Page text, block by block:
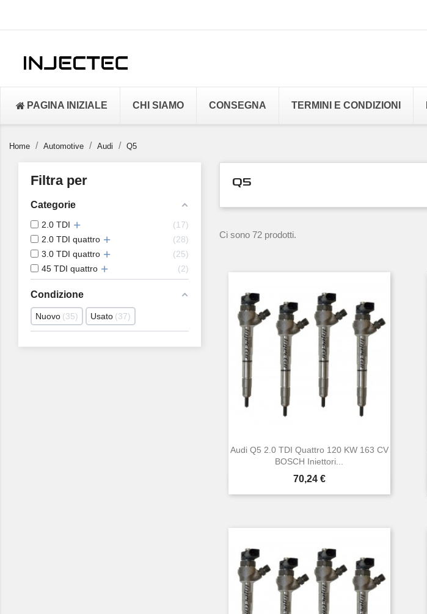
PAGINA INIZIALE CHI SIAMO CONSEGNA TERMINI E CONDIZIONI
Home Automotive Audi Q5
Filtra per
Categorie
2.0 TDI
17
2.0 TDI quattro
28
3.0 TDI quattro
25
45 TDI quattro
2
Condizione
Nuovo 35 Usato 37
Q5
Ci sono 72 prodotti.
Audi Q5 2.0 TDI Quattro 120 KW 163 CV
BOSCH Iniettori...
Prezzo
70,24 €
Anteprima